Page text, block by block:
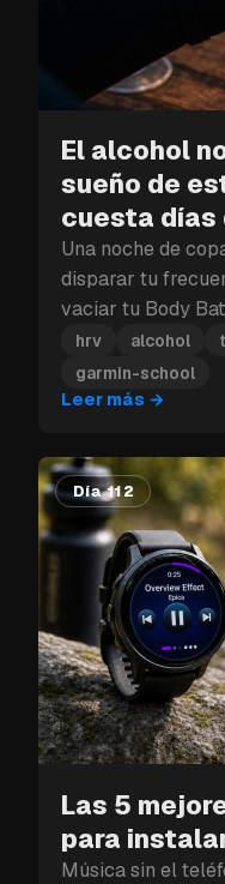
El alcohol
sueño de
cuesta días
Una noche de
disparar tu
vaciar tu Body
bloque de
recuperación
día.
hrv alcohol
garmin-school
Leer más →
Día 112
Las 5
para
Música sin el